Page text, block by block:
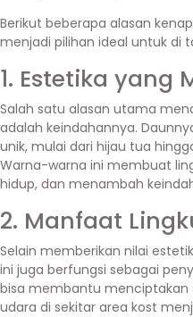
Berikut beberapa alasan
menjadi pilihan ideal untuk di
1. Estetika yang
Salah satu alasan utama
adalah keindahannya.
unik, mulai dari hijau tua
Warna-warna ini membuat
hidup, dan menambah
2. Manfaat
Selain memberikan nilai
ini juga berfungsi sebagai
bisa membantu menciptakan
udara di sekitar area kost